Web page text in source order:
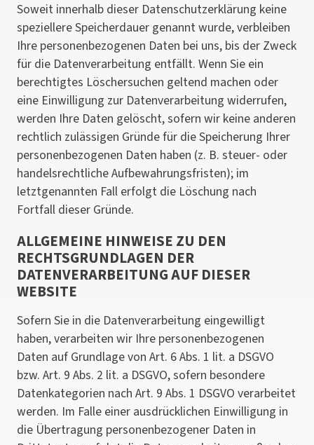
Soweit innerhalb dieser Datenschutzerklärung keine
speziellere Speicherdauer genannt wurde, verbleiben
Ihre personenbezogenen Daten bei uns, bis der Zweck
für die Datenverarbeitung entfällt. Wenn Sie ein
berechtigtes Löschersuchen geltend machen oder
eine Einwilligung zur Datenverarbeitung widerrufen,
werden Ihre Daten gelöscht, sofern wir keine anderen
rechtlich zulässigen Gründe für die Speicherung Ihrer
personenbezogenen Daten haben (z. B. steuer- oder
handelsrechtliche Aufbewahrungsfristen); im
letztgenannten Fall erfolgt die Löschung nach
Fortfall dieser Gründe.
ALLGEMEINE HINWEISE ZU DEN
RECHTSGRUNDLAGEN DER
DATENVERARBEITUNG AUF DIESER
WEBSITE
Sofern Sie in die Datenverarbeitung eingewilligt
haben, verarbeiten wir Ihre personenbezogenen
Daten auf Grundlage von Art. 6 Abs. 1 lit. a DSGVO
bzw. Art. 9 Abs. 2 lit. a DSGVO, sofern besondere
Datenkategorien nach Art. 9 Abs. 1 DSGVO verarbeitet
werden. Im Falle einer ausdrücklichen Einwilligung in
die Übertragung personenbezogener Daten in